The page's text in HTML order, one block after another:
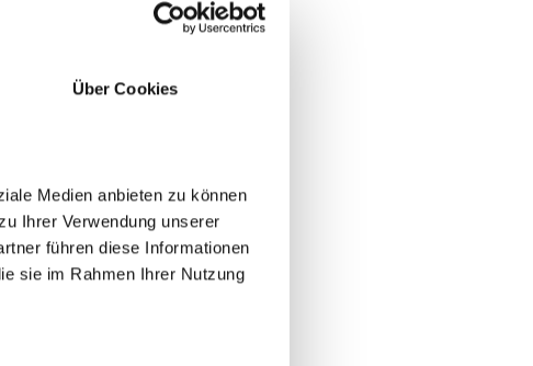
Über Cookies
Medien anbieten zu können
Ihrer Verwendung unserer
führen diese Informationen
sie im Rahmen Ihrer Nutzung